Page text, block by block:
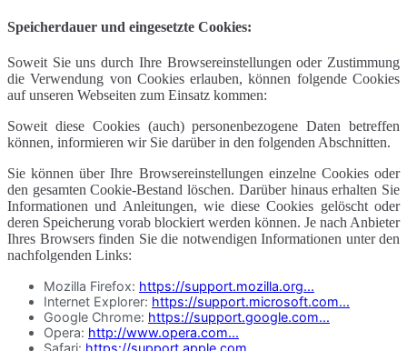
Speicherdauer und eingesetzte Cookies:
Soweit Sie uns durch Ihre Browsereinstellungen oder Zustimmung
die Verwendung von Cookies erlauben, können folgende Cookies
auf unseren Webseiten zum Einsatz kommen:
Soweit diese Cookies (auch) personenbezogene Daten betreffen
können, informieren wir Sie darüber in den folgenden Abschnitten.
Sie können über Ihre Browsereinstellungen einzelne Cookies oder
den gesamten Cookie-Bestand löschen. Darüber hinaus erhalten Sie
Informationen und Anleitungen, wie diese Cookies gelöscht oder
deren Speicherung vorab blockiert werden können. Je nach Anbieter
Ihres Browsers finden Sie die notwendigen Informationen unter den
nachfolgenden Links:
Mozilla Firefox: https://support.mozilla.org...
Internet Explorer: https://support.microsoft.com...
Google Chrome: https://support.google.com...
Opera: http://www.opera.com...